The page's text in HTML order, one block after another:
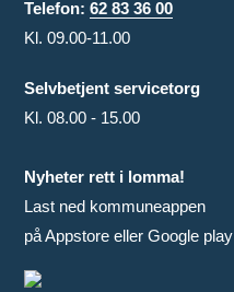
Telefon:62 83 36 00
Kl. 09.00-11.00
Selvbetjent servicetorg
Kl. 08.00 - 15.00
Nyheter rett i lomma!
Last ned kommuneappen
på Appstore eller Google play